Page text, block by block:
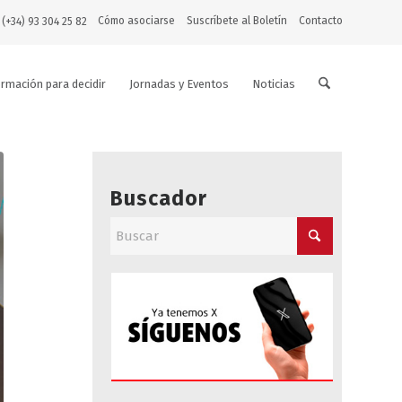
Cómo asociarse Suscríbete al Boletín Contacto
93 304 25 82
para decidir Jornadas y Eventos Noticias
Buscador